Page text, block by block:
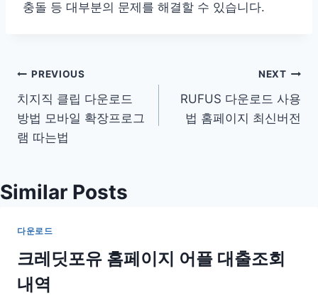
충돌 등 대부분의 문제를 해결할 수 있습니다.
글
탐
색
PREVIOUS
치지직 클립 다운로드
방법 모바일 확장프로그
램 따는법
NEXT
RUFUS 다운로드 사용
법 홈페이지 최신버전
Similar Posts
다운로드
크레딧포유 홈페이지 어플 대출조회
내역